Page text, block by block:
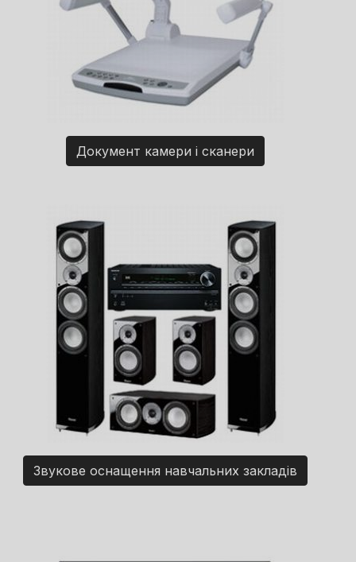
Документ камери і сканери
Звукове оснащення навчальних закладів